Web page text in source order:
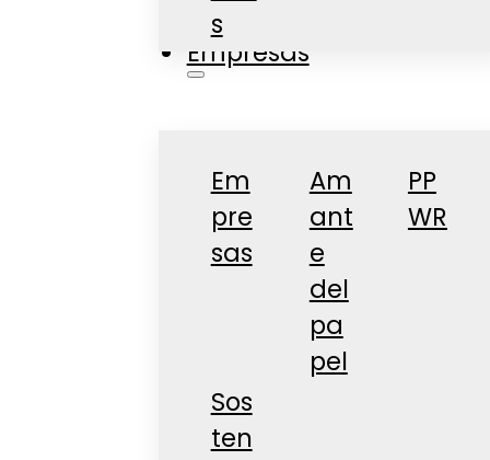
s
Tienda
Empresas
Em
pre
sas
Am
ant
e
del
pa
pel
PP
WR
Sos
ten